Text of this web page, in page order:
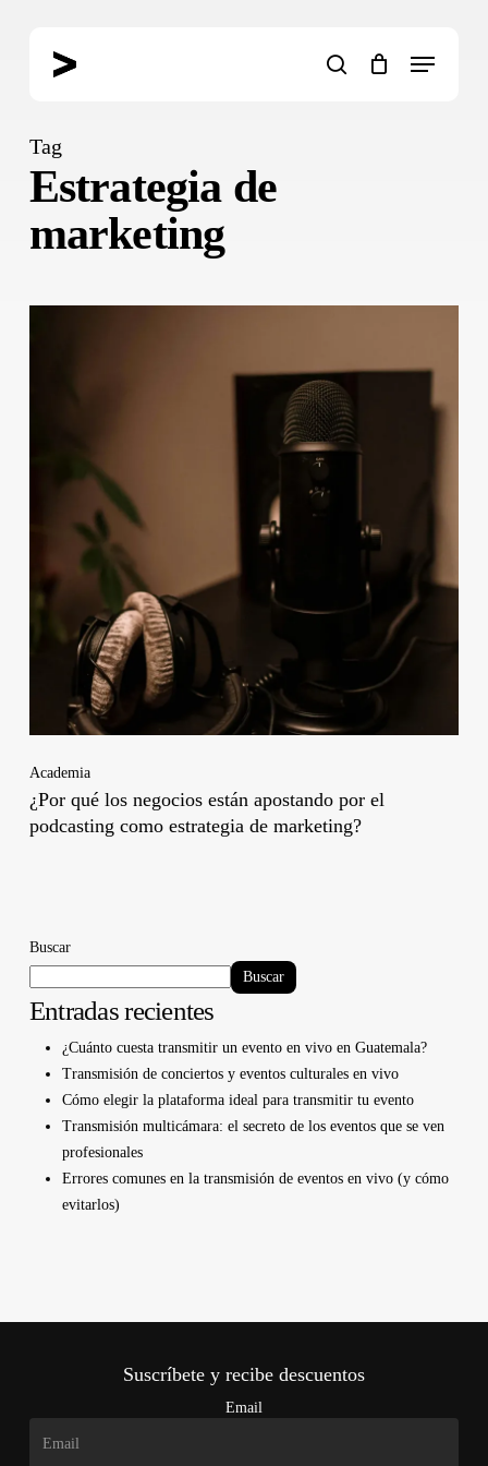
search
Menu
Tag
Estrategia de
marketing
Academia
¿Por qué los negocios están apostando por el
podcasting como estrategia de marketing?
Buscar
Buscar
Entradas recientes
¿Cuánto cuesta transmitir un evento en vivo en Guatemala?
Transmisión de conciertos y eventos culturales en vivo
Cómo elegir la plataforma ideal para transmitir tu evento
Transmisión multicámara: el secreto de los eventos que se ven
profesionales
Errores comunes en la transmisión de eventos en vivo (y cómo
evitarlos)
Suscríbete y recibe descuentos
Email